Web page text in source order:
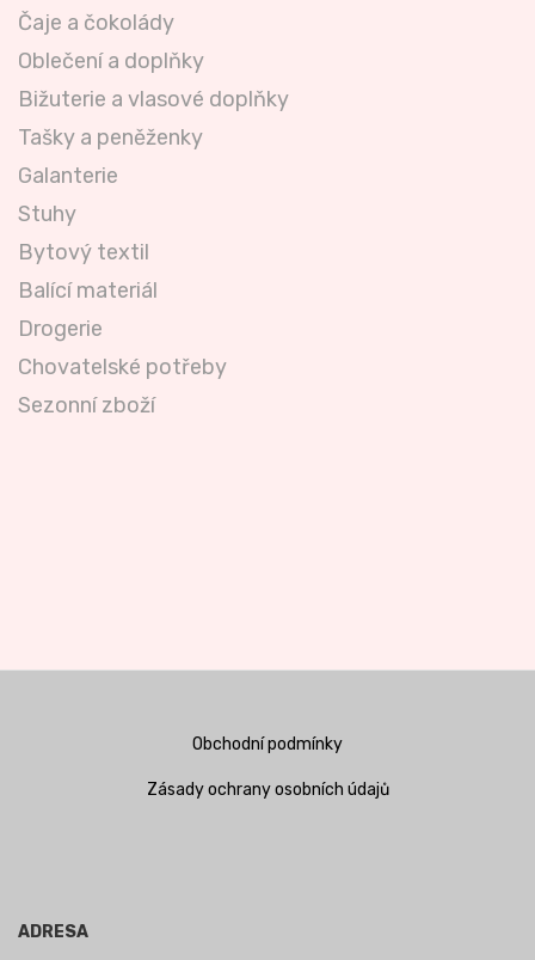
Čaje a čokolády
Oblečení a doplňky
Bižuterie a vlasové doplňky
Tašky a peněženky
Galanterie
Stuhy
Bytový textil
Balící materiál
Drogerie
Chovatelské potřeby
Sezonní zboží
Obchodní podmínky
Zásady ochrany osobních údajů
ADRESA